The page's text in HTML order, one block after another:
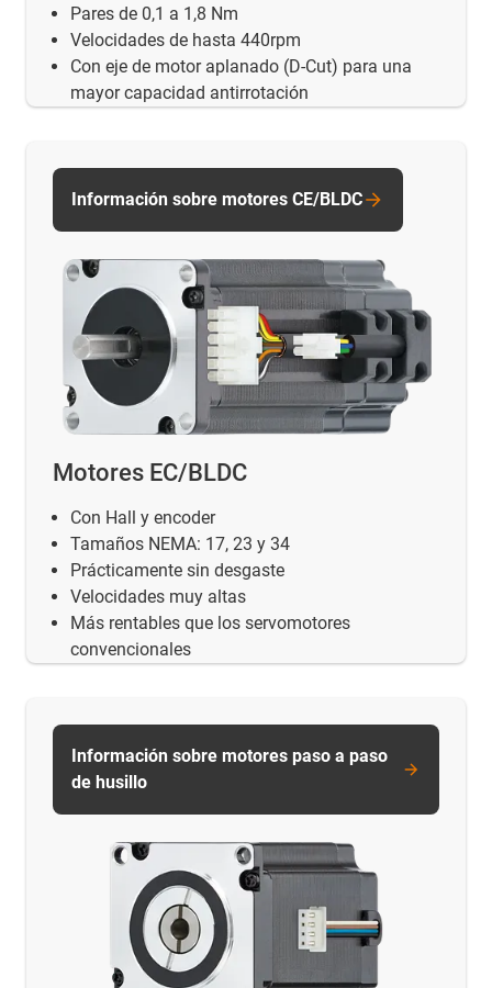
Pares de 0,1 a 1,8 Nm
Velocidades de hasta 440rpm
Con eje de motor aplanado (D-Cut) para una
mayor capacidad antirrotación
Motores EC/BLDC
Con Hall y encoder
Tamaños NEMA: 17, 23 y 34
Prácticamente sin desgaste
Velocidades muy altas
Más rentables que los servomotores
convencionales
Información sobre motores CE/BLDC
Información sobre motores paso a paso
de husillo